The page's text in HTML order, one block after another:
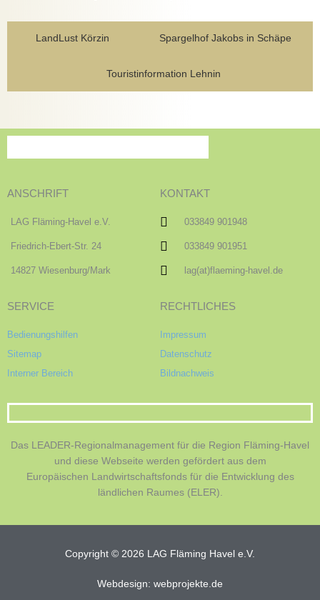
LandLust Körzin Spargelhof Jakobs in Schäpe
Touristinformation Lehnin
ANSCHRIFT
LAG Fläming-Havel e.V.
Friedrich-Ebert-Str. 24
14827 Wiesenburg/Mark
KONTAKT
033849 901948
033849 901951
lag(at)flaeming-havel.de
SERVICE
Bedienungshilfen
Sitemap
Interner Bereich
RECHTLICHES
Impressum
Datenschutz
Bildnachweis
Das LEADER-Regionalmanagement für die Region Fläming-Havel
und diese Webseite werden gefördert aus dem
Europäischen Landwirtschaftsfonds für die Entwicklung des
ländlichen Raumes (ELER).
Copyright © 2026 LAG Fläming Havel e.V.
Webdesign: webprojekte.de